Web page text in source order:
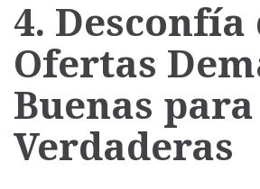
4. Desconfía
Ofertas
Buenas
Verdaderas